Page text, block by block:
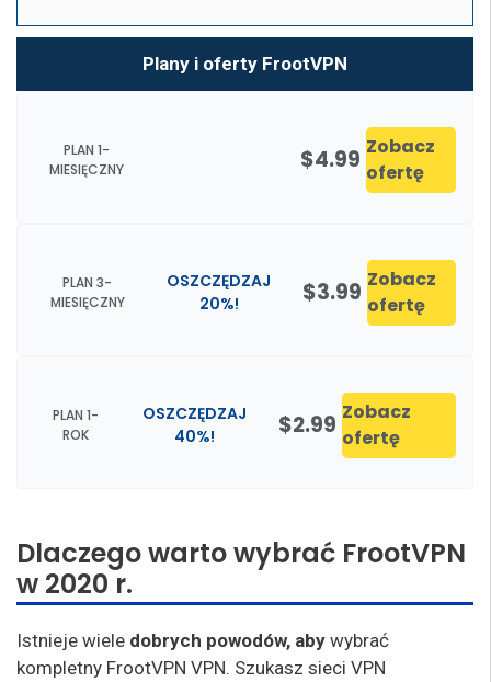
Plany i oferty FrootVPN
PLAN 1-
MIESIĘCZNY
$4.99 Zobacz
ofertę
PLAN 3-
MIESIĘCZNY
$3.99
OSZCZĘDZAJ
20%!
Zobacz
ofertę
PLAN 1-
ROK
$2.99
OSZCZĘDZAJ
40%!
Zobacz
ofertę
Dlaczego warto wybrać FrootVPN
w 2020 r.
Istnieje wiele dobrych powodów, aby wybrać
kompletny FrootVPN VPN. Szukasz sieci VPN